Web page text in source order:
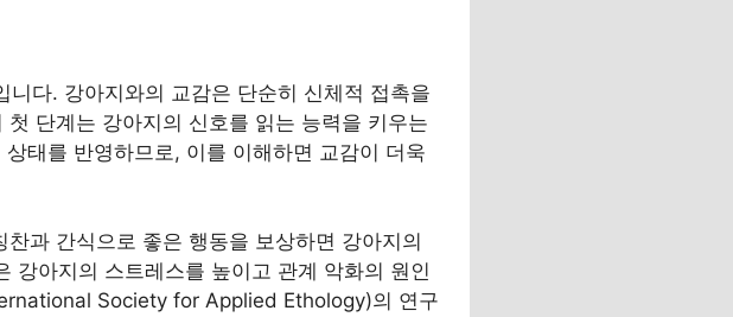
다. 강아지와의 교감은 단순히 신체적 접촉을
단계는 강아지의 신호를 읽는 능력을 키우는
태를 반영하므로, 이를 이해하면 교감이 더욱
과 간식으로 좋은 행동을 보상하면 강아지의
강아지의 스트레스를 높이고 관계 악화의 원인
Society for Applied Ethology)의 연구